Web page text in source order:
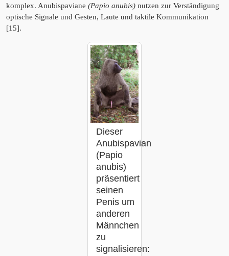
komplex. Anubispaviane (Papio anubis) nutzen zur Verständigung
optische Signale und Gesten, Laute und taktile Kommunikation
[15].
Dieser
Anubispavian
(Papio
anubis)
präsentiert
seinen
Penis um
anderen
Männchen
zu
signalisieren: